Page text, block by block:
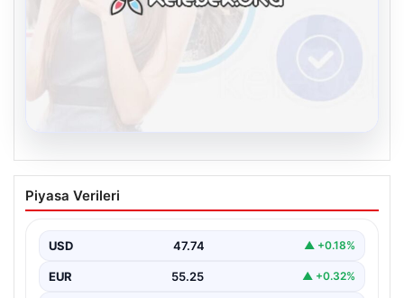
Kelebek.Org İle Sanal İletişimin Seviyeli
Adresi Ve Sohbet Deneyimi
oluşturması büyük bir hassasiyet ifade etmektedir.
Halen…
Piyasa Verileri
USD 47.74 ▲ +0.18%
EUR 55.25 ▲ +0.32%